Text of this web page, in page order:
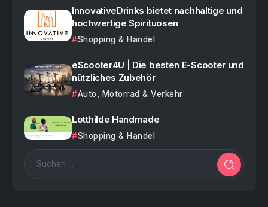
InnovativeDrinks bietet nachhaltige und
hochwertige Spirituosen
Shopping & Handel
eScooter4U | Die besten E-Scooter und
nützliches Zubehör
Auto, Motorrad & Verkehr
Lotthilde Handmade
Shopping & Handel